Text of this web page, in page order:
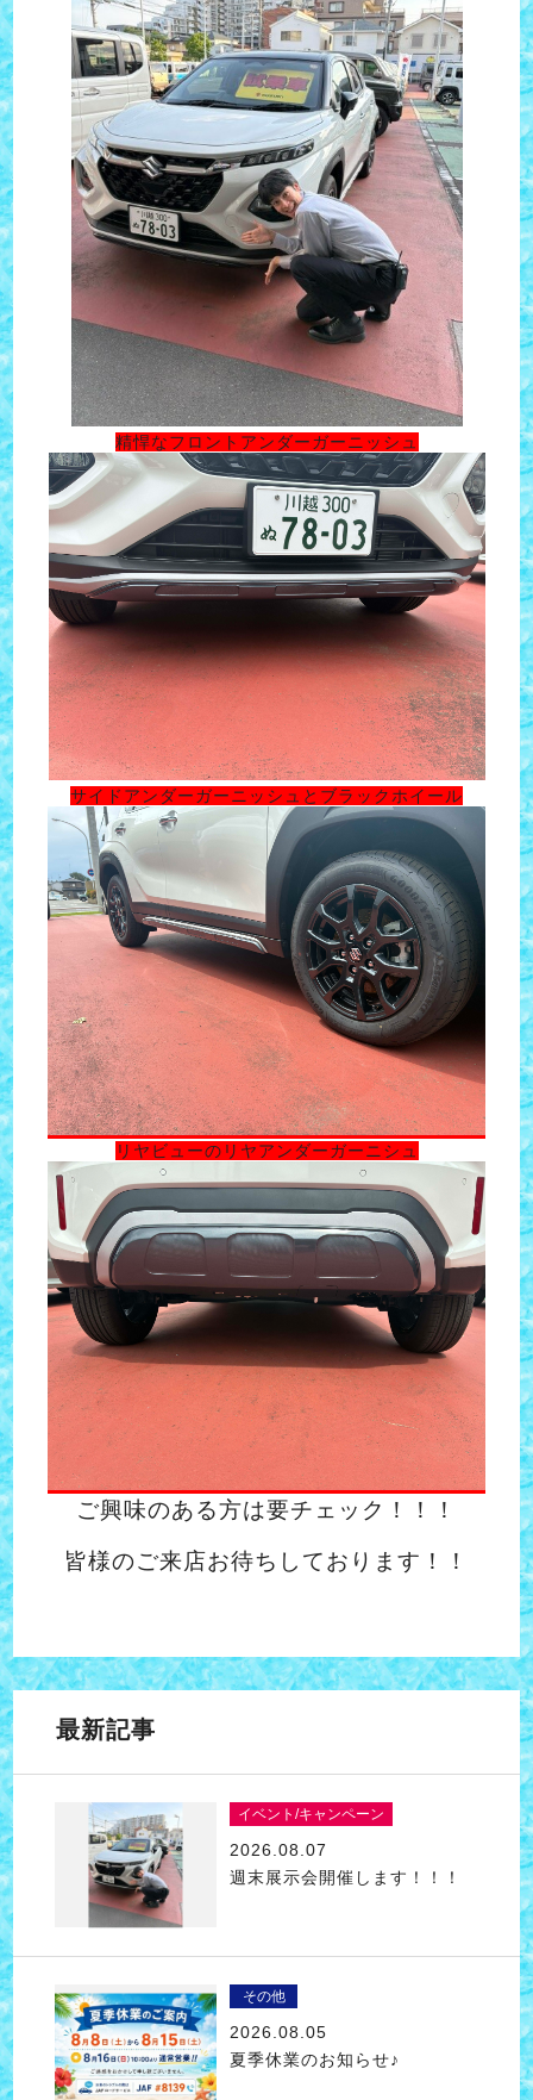
精悍なフロントアンダーガーニッシュ
サイドアンダーガーニッシュとブラックホイール
リヤビューのリヤアンダーガーニシュ
ご興味のある方は要チェック！！！
皆様のご来店お待ちしております！！
最新記事
イベント/キャンペーン
2026.08.07
週末展示会開催します！！！
その他
2026.08.05
夏季休業のお知らせ♪